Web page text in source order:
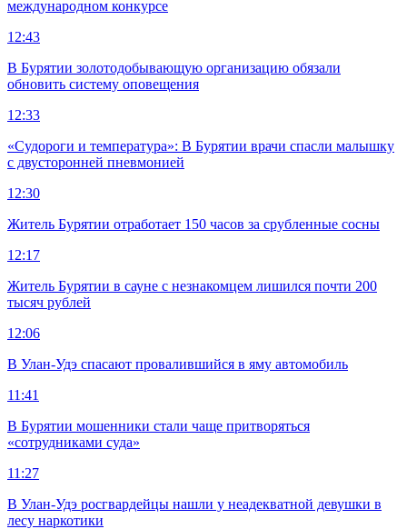
международном конкурсе
12:43
В Бурятии золотодобывающую организацию обязали
обновить систему оповещения
12:33
«Судороги и температура»: В Бурятии врачи спасли малышку
с двусторонней пневмонией
12:30
Житель Бурятии отработает 150 часов за срубленные сосны
12:17
Житель Бурятии в сауне с незнакомцем лишился почти 200
тысяч рублей
12:06
В Улан-Удэ спасают провалившийся в яму автомобиль
11:41
В Бурятии мошенники стали чаще притворяться
«сотрудниками суда»
11:27
В Улан-Удэ росгвардейцы нашли у неадекватной девушки в
лесу наркотики